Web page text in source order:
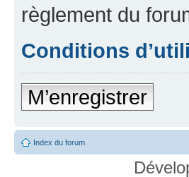
règlement du
Conditions
M’enregistrer
Index du forum